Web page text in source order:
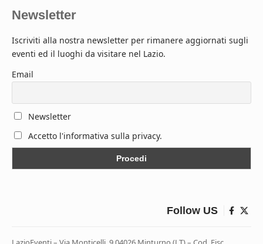
Newsletter
Iscriviti alla nostra newsletter per rimanere aggiornati sugli
eventi ed il luoghi da visitare nel Lazio.
Email
Newsletter
Accetto l'informativa sulla privacy.
Follow US